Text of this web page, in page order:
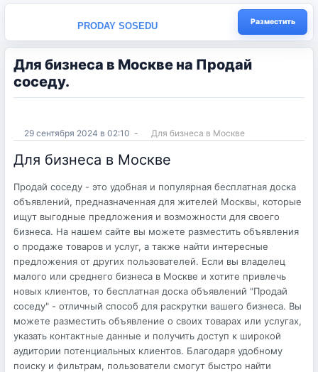
PRODAY SOSEDU Разместить
Для бизнеса в Москве на Продай
соседу.
29 сентября 2024 в 02:10 - Для бизнеса в Москве
Для бизнеса в Москве
Продай соседу - это удобная и популярная бесплатная доска
объявлений, предназначенная для жителей Москвы, которые
ищут выгодные предложения и возможности для своего
бизнеса. На нашем сайте вы можете разместить объявления
о продаже товаров и услуг, а также найти интересные
предложения от других пользователей. Если вы владелец
малого или среднего бизнеса в Москве и хотите привлечь
новых клиентов, то бесплатная доска объявлений "Продай
соседу" - отличный способ для раскрутки вашего бизнеса. Вы
можете разместить объявление о своих товарах или услугах,
указать контактные данные и получить доступ к широкой
аудитории потенциальных клиентов. Благодаря удобному
поиску и фильтрам, пользователи смогут быстро найти